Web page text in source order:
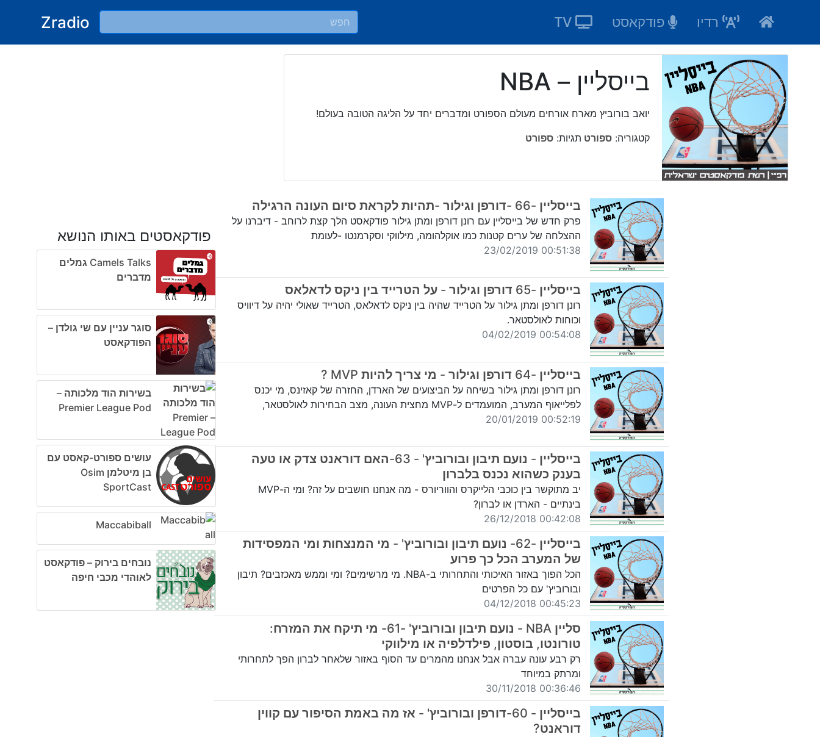
Zradio רדיו פודקאסט
בייסליין – NBA
יואב בורוביץ מארח אורחים מעולם הספורט ומדברים יחד על הליגה הטובה בעולם!
קטגוריה:ספורט תגיות:ספורט
בייסליין -66 -דורפן וגילור -תהיות לקראת סיום העונה הרגילה
פרק חדש של בייסליין עם רונן דורפן ומתן גילור פודקאסט הלך קצת לרוחב - דיברנו על
ההצלחה של ערים קטנות כמו אוקלהומה, מילווקי וסקרמנטו -לעומת
00:51:38 23/02/2019
בייסליין -65 דורפן וגילור - על הטרייד בין ניקס לדאלאס
רונן דורפן ומתן גילור על הטרייד שהיה בין ניקס לדאלאס, הטרייד שאולי יהיה על דיוויס
וכוחות לאולסטאר.
00:54:08 04/02/2019
בייסליין -64 דורפן וגילור - מי צריך להיות MVP ?
רונן דורפן ומתן גילור בשיחה על הביצועים של הארדן, החזרה של קאזינס, מי יכנס
לפלייאוף המערב, המועמדים ל-MVP מחצית העונה, מצב הבחירות לאולסטאר,
00:52:19 20/01/2019
בייסליין - נועם תיבון ובורוביץ' - 63-האם דוראנט צדק או טעה
בענק כשהוא נכנס בלברון
יב מתוקשר בין כוכבי הלייקרס והווריורס - מה אנחנו חושבים על זה? ומי ה-MVP
בינתיים - הארדן או לברון?
00:42:08 26/12/2018
בייסליין -62- נועם תיבון ובורוביץ' - מי המנצחות ומי המפסידות
של המערב הכל כך פרוע
הכל הפוך באזור האיכותי והתחרותי ב-NBA. מי מרשימים? ומי וממש מאכזבים? תיבון
ובורוביץ' עם כל הפרטים
00:45:23 04/12/2018
סליין NBA - נועם תיבון ובורוביץ' -61- מי תיקח את המזרח:
טורונטו, בוסטון, פילדלפיה או מילווקי
רק רבע עונה עברה אבל אנחנו מהמרים עד הסוף באזור שלאחר לברון הפך לתחרותי
ומרתק במיוחד
00:36:46 30/11/2018
בייסליין - 60-דורפן ובורוביץ' - אז מה באמת הסיפור עם קווין
דוראנט?
פודקאסטים באותו הנושא
Camels Talks גמלים
מדברים
סוגר עניין עם שי גולדן –
הפודקאסט
בשירות הוד מלכותה –
Premier League Pod
עושים ספורט-קאסט עם
בן מיטלמן Osim
SportCast
Maccabiball
נובחים בירוק – פודקאסט
לאוהדי מכבי חיפה